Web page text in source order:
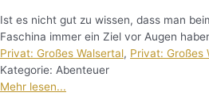
Ist es nicht gut zu wissen, dass man
Faschina immer ein Ziel vor Augen
Privat: Großes Walsertal, Privat: Großes
Kategorie: Abenteuer
Mehr lesen...